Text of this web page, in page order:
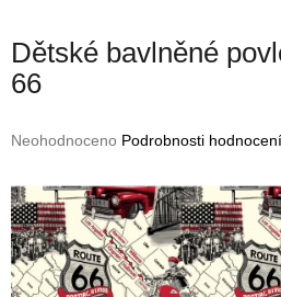
Dětské bavlněné
66
Průměrné
produktu
je
0,0
z
5
hvězdiček.
Neohodnoceno Podrobnosti hodnocení